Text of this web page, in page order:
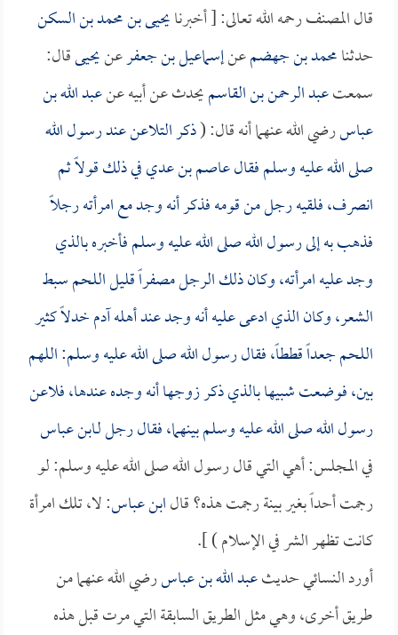
قال المصنف رحمه الله تعالى: [ أخبرنايحيى بن محمد بن السكن
حدثنامحمد بن جهضمعنإسماعيل بن جعفرعنيحيىقال:
سمعتعبد الرحمن بن القاسميحدث عن أبيه عنعبد الله بن
عباسرضي الله عنهما أنه قال: (ذكر التلاعن عند رسول الله
صلى الله عليه وسلم فقالعاصم بن عديفي ذلك قولاً ثم
انصرف، فلقيه رجل من قومه فذكر أنه وجد مع امرأته رجلاً
فذهب به إلى رسول الله صلى الله عليه وسلم فأخبره بالذي
وجد عليه امرأته، وكان ذلك الرجل مصفراً قليل اللحم سبط
الشعر، وكان الذي ادعى عليه أنه وجد عند أهله آدم خدلاً كثير
اللحم جعداً قططاً، فقال رسول الله صلى الله عليه وسلم: اللهم
بين، فوضعت شبيها بالذي ذكر زوجها أنه وجده عندها، فلاعن
رسول الله صلى الله عليه وسلم بينهما، فقال رجل لـابن عباس
في المجلس: أهي التي قال رسول الله صلى الله عليه وسلم: لو
رجمت أحداً بغير بينة رجمت هذه؟ قالابن عباس: لا، تلك امرأة
كانت تظهر الشر في الإسلام ) ].
أورد النسائي حديثعبد الله بن عباسرضي الله عنهما من
طريق أخرى، وهي مثل الطريق السابقة التي مرت قبل هذه